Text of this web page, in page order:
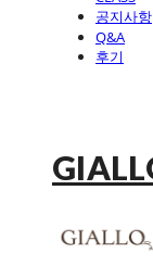
공지사항
Q&A
후기